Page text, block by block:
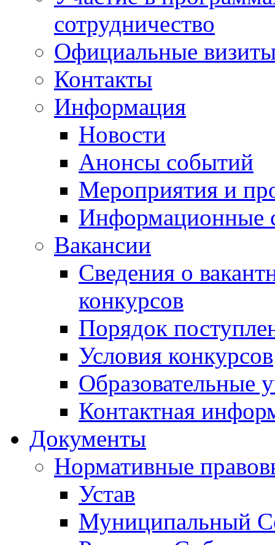
сотрудничество
Официальные
Контакты
Информация
Новости
Анонсы событий
Мероприятия и
Информационные
Вакансии
Сведения о
конкурсов
Порядок
Условия конкурсов
Образовательные
Контактная
Документы
Нормативные
Устав
Муниципальный